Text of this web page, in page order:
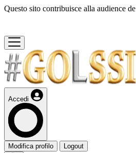
Questo sito contribuisce alla audience de
Accedi
Modifica profilo Logout